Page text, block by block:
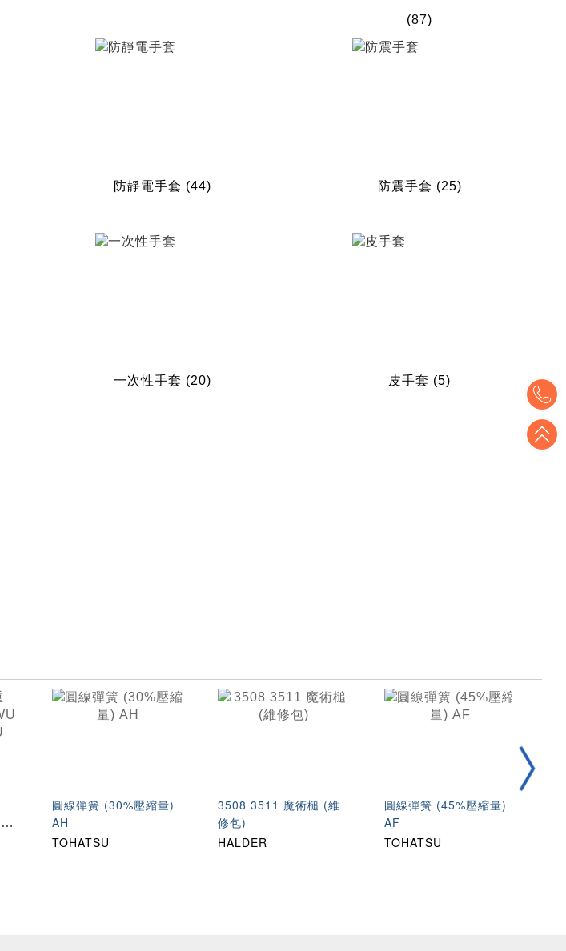
(87)
防靜電手套 (44) 防震手套 (25)
一次性手套 (20) 皮手套 (5)
圓線彈簧 (30%壓縮量)
AH
TOHATSU
3508 3511 魔術槌 (維
修包)
HALDER
圓線彈簧 (45%壓縮量)
AF
TOHATSU